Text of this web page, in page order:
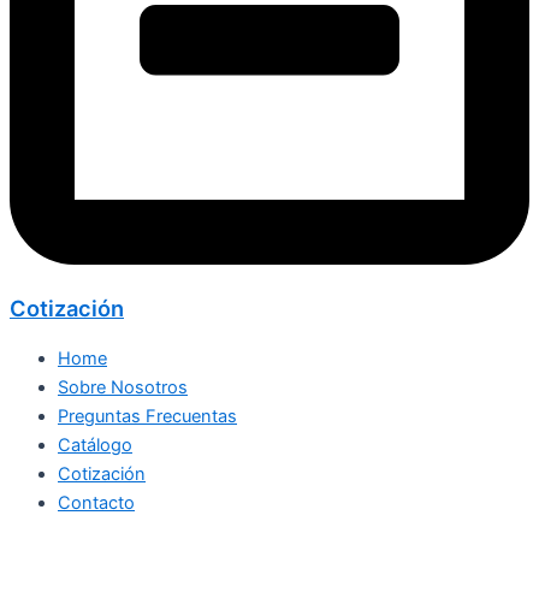
Cotización
Home
Sobre Nosotros
Preguntas Frecuentas
Catálogo
Cotización
Contacto